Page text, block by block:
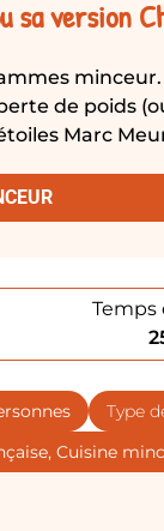
sa version
de poids
Marc
Temps
Type
Cuisine